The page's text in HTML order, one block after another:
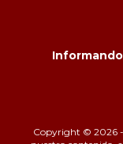
Informando
Copyright © 2026